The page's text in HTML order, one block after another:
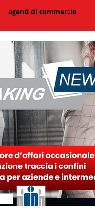
agenti di commercio
ricerca e
finanziari Agenti in
cinema libri